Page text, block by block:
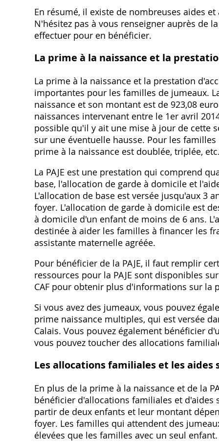
En résumé, il existe de nombreuses aides
N'hésitez pas à vous renseigner auprès de
effectuer pour en bénéficier.
La prime à la naissance et la
La prime à la naissance et la prestation
importantes pour les familles de jumeaux.
naissance et son montant est de 923,08
naissances intervenant entre le 1er avril
possible qu'il y ait une mise à jour de cette
sur une éventuelle hausse. Pour les
prime à la naissance est doublée, triplée,
La PAJE est une prestation qui comprend
base, l'allocation de garde à domicile et
L'allocation de base est versée jusqu'aux 3
foyer. L'allocation de garde à domicile est
à domicile d'un enfant de moins de 6 ans.
destinée à aider les familles à financer les
assistante maternelle agréée.
Pour bénéficier de la PAJE, il faut remplir
ressources pour la PAJE sont disponibles
CAF pour obtenir plus d'informations sur la
Si vous avez des jumeaux, vous pouvez
prime naissance multiples, qui est versée
Calais. Vous pouvez également bénéficier
vous pouvez toucher des allocations
Les allocations familiales et les
En plus de la prime à la naissance et de la
bénéficier d'allocations familiales et d'aides
partir de deux enfants et leur montant
foyer. Les familles qui attendent des
élevées que les familles avec un seul enfant.